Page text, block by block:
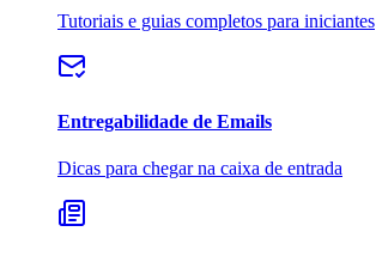
Tutoriais e guias completos para iniciantes
Entregabilidade de Emails
Dicas para chegar na caixa de entrada